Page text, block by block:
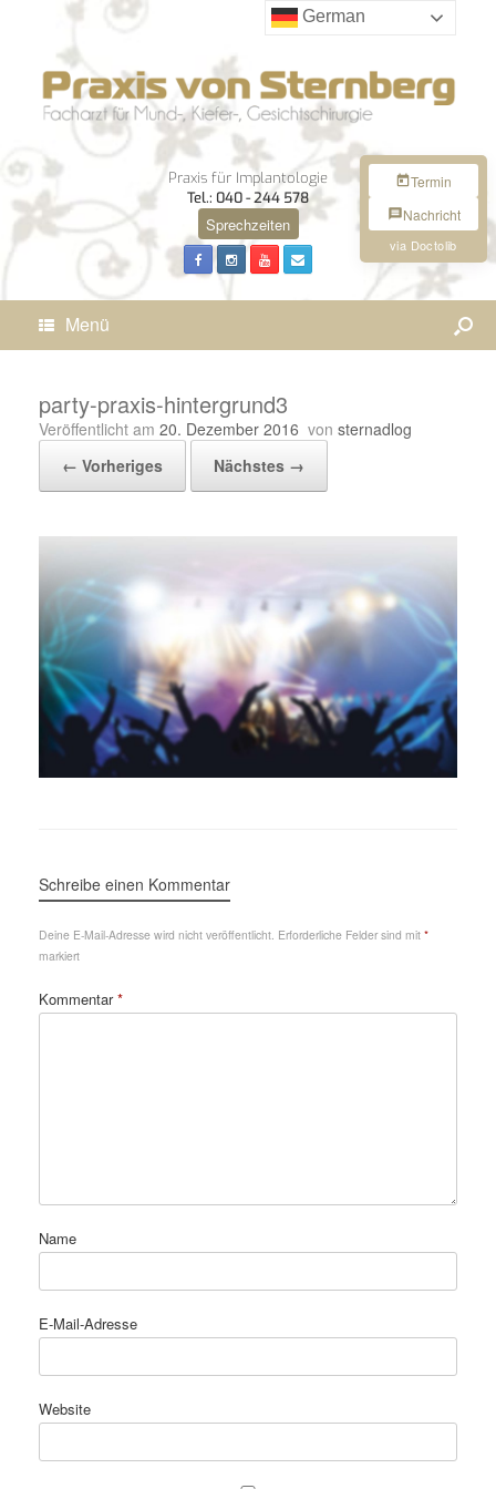
Praxis für Implantologie
Tel.: 040 - 244 578
Sprechzeiten
Menü
party-praxis-hintergrund3
Veröffentlicht am 20. Dezember 2016 von sternadlog
← Vorheriges
Nächstes →
Schreibe einen Kommentar
Deine E-Mail-Adresse wird nicht veröffentlicht. Erforderliche Felder sind mit *
markiert
Kommentar*
Name
E-Mail-Adresse
Website
Termin
Nachricht
via Doctolib
German